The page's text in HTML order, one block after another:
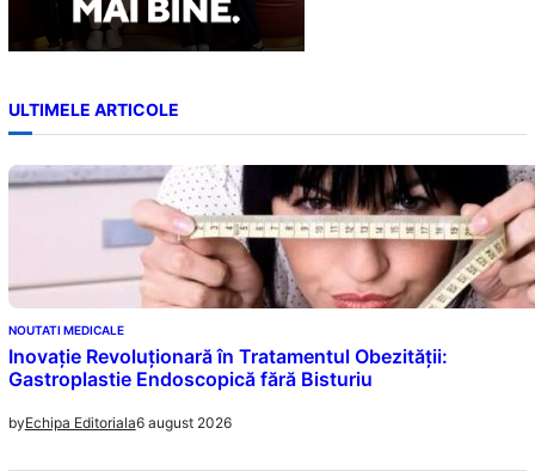
ULTIMELE ARTICOLE
NOUTATI MEDICALE
Inovație Revoluționară în Tratamentul Obezității:
Gastroplastie Endoscopică fără Bisturiu
byEchipa Editoriala6 august 2026